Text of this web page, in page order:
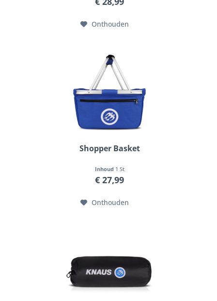
Onthouden
Shopper Basket
Inhoud 1 St
€ 27,99
Onthouden